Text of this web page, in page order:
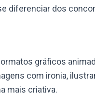
diferenciar dos
gráficos
com ironia,
mais criativa.